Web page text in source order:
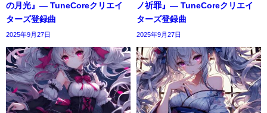
の月光』― TuneCoreクリエイ
ターズ登録曲
2025年9月27日
ノ祈罪』― TuneCoreクリエイ
ターズ登録曲
2025年9月27日